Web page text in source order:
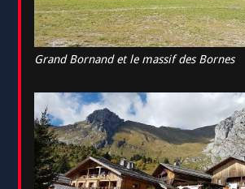
Grand Bornand et le massif des Bornes